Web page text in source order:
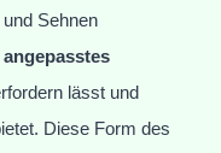
Sehnen
lässt und
Diese Form des